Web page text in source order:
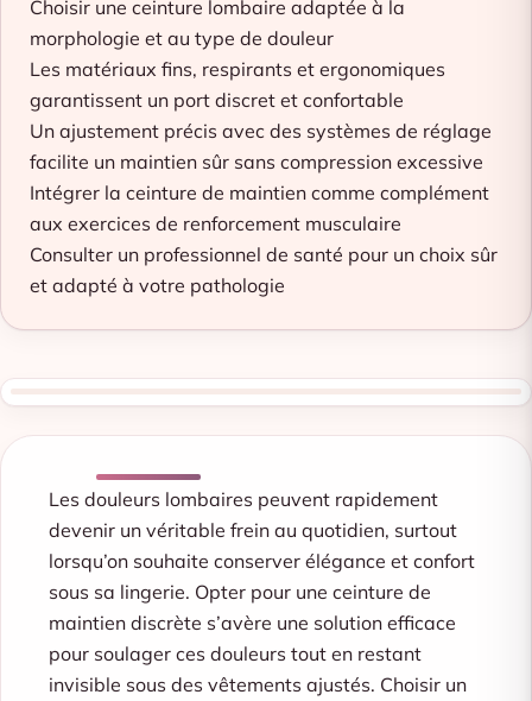
Les douleurs lombaires peuvent rapidement
devenir un véritable frein au quotidien, surtout
lorsqu’on souhaite conserver élégance et confort
sous sa lingerie. Opter pour une ceinture de
maintien discrète s’avère une solution efficace
pour soulager ces douleurs tout en restant
invisible sous des vêtements ajustés. Choisir un
Choisir une ceinture lombaire adaptée à la
morphologie et au type de douleur
Les matériaux fins, respirants et ergonomiques
garantissent un port discret et confortable
Un ajustement précis avec des systèmes de réglage
facilite un maintien sûr sans compression excessive
Intégrer la ceinture de maintien comme complément
aux exercices de renforcement musculaire
Consulter un professionnel de santé pour un choix sûr
et adapté à votre pathologie